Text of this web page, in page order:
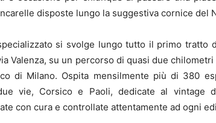
disposte lungo la suggestiva cornice del
si svolge lungo tutto il primo tratto
Valenza, su un percorso di quasi due
di Milano. Ospita mensilmente più di 380
vie, Corsico e Paoli, dedicate al vintage
con cura e controllate attentamente ad ogni